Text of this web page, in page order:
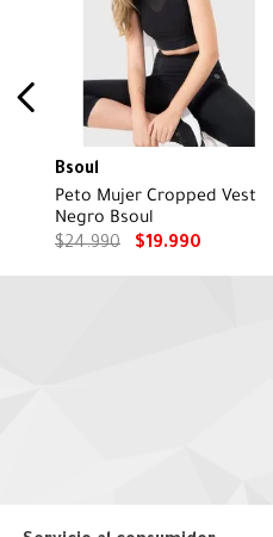
Bsoul
Peto Mujer Cropped Vest
Negro Bsoul
$24.990 $19.990